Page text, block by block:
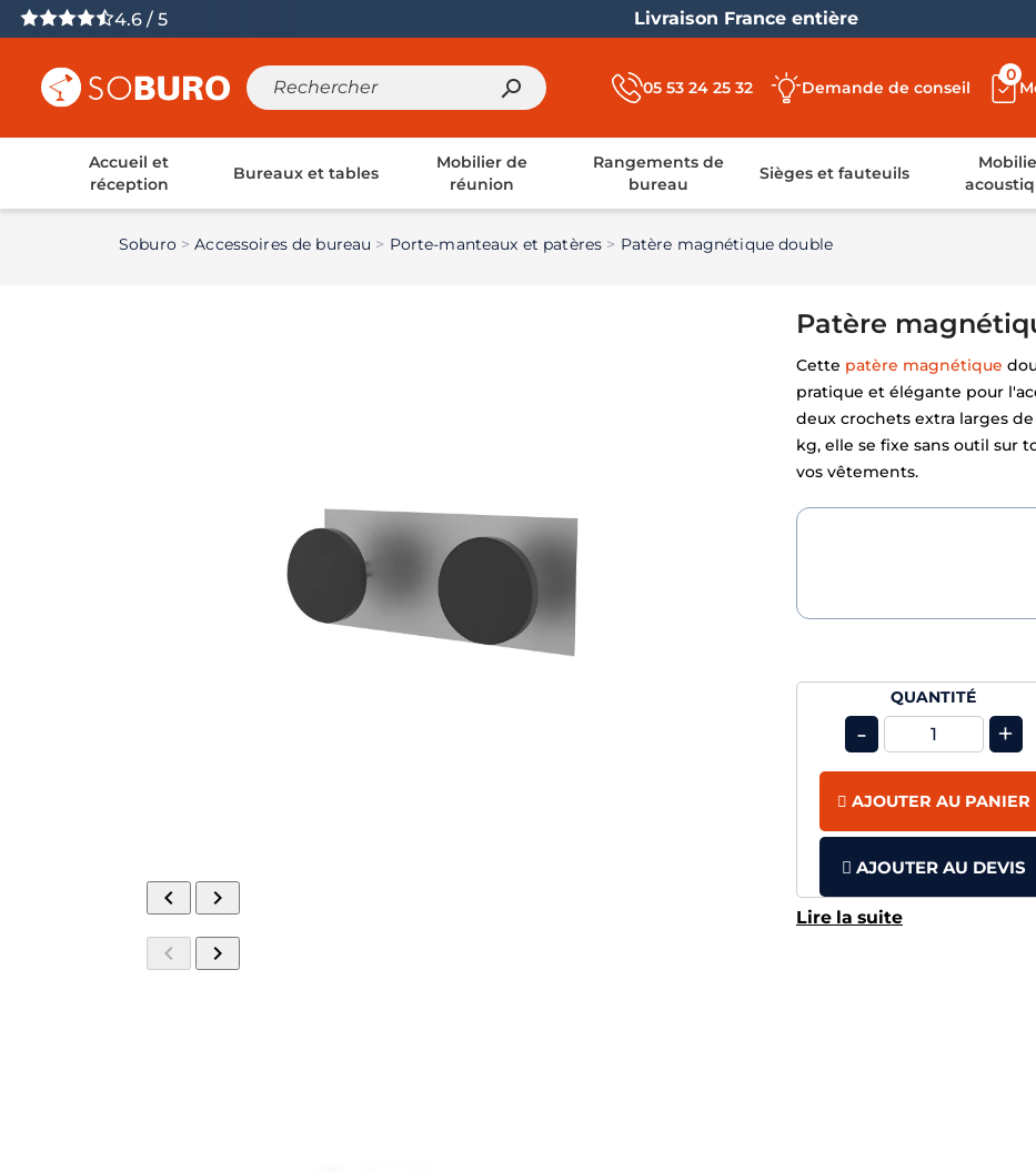
4.6 / 5 Livraison France entière
search 05 53 24 25 32 Demande de conseil
0
Accueil et
réception
Bureaux et tables
Mobilier de
réunion
Rangements de
bureau
Sièges et fauteuils
Soburo Accessoires de bureau Porte-manteaux et patères Patère magnétique double
 
 
Patère
Cette patère magnétique
pratique et élégante pour
deux crochets extra larges
kg, elle se fixe sans outil sur
vos vêtements.
Lire la suite
QUANTITÉ
- +
AJOUTER AU PANIER
AJOUTER AU DEVIS